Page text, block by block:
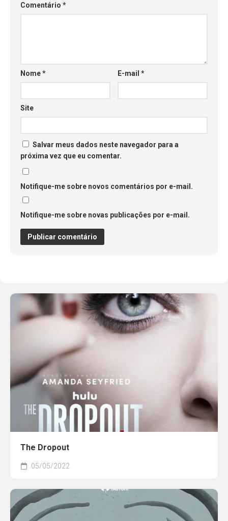
Comentário *
Nome* E-mail*
Site
Salvar meus dados neste navegador para a
próxima vez que eu comentar.
Notifique-me sobre novos comentários por e-mail.
Notifique-me sobre novas publicações por e-mail.
The Dropout
05/05/2022